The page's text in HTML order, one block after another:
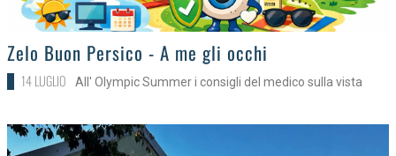
>
Zelo Buon Persico - A me gli occhi
14 LUGLIO All' Olympic Summer i consigli del medico sulla vista